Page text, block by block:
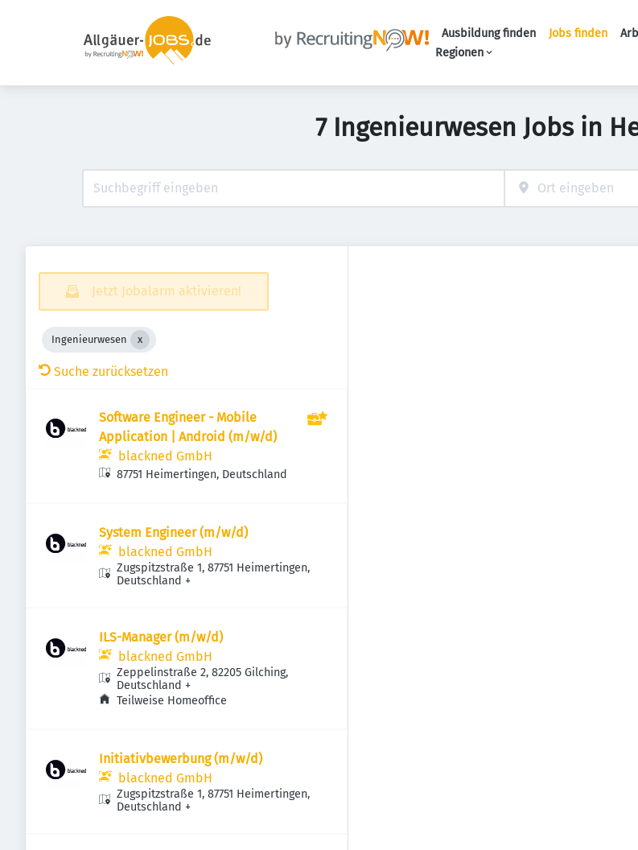
Ausbildung finden Jobs finden
Regionen
7 Ingenieurwesen Jobs in
Jetzt Jobalarm aktivieren!
Ingenieurwesen
Suche zurücksetzen
Software Engineer - Mobile
Application | Android (m/w/d)
blackned GmbH
87751 Heimertingen, Deutschland
System Engineer (m/w/d)
blackned GmbH
Zugspitzstraße 1, 87751 Heimertingen,
Deutschland +
ILS-Manager (m/w/d)
blackned GmbH
Zeppelinstraße 2, 82205 Gilching,
Deutschland +
Teilweise Homeoffice
Initiativbewerbung (m/w/d)
blackned GmbH
Zugspitzstraße 1, 87751 Heimertingen,
Deutschland +